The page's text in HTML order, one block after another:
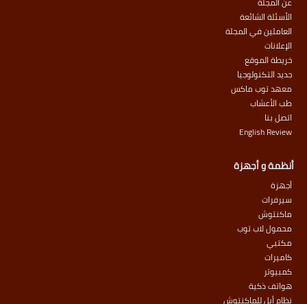
الأسئلة الشائعة
العاملين في المجلة
الإعلانات
خريطة الموقع
جديد التكنولوجيا
معهد توب ماكس
طب الأعشاب
اتصل بنا
English Review
أنظمة و أجهزة
أجهزة
سيرفرات
ماكنتوش
محمول لاب توب
مكتبي
كاميرات
كمبيوتر
هواتف ذكية
نظام أبل للماكنتوش